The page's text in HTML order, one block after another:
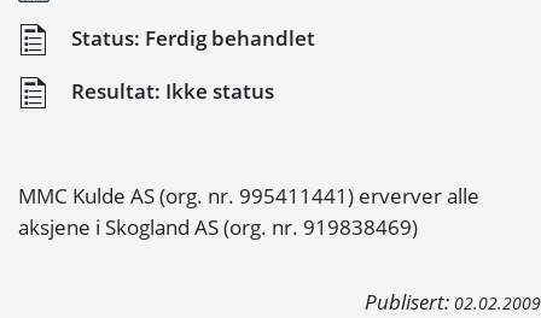
Status: Ferdig behandlet
Resultat: Ikke status
MMC Kulde AS (org. nr. 995411441) erverver alle
aksjene i Skogland AS (org. nr. 919838469)
Publisert: 02.02.2009